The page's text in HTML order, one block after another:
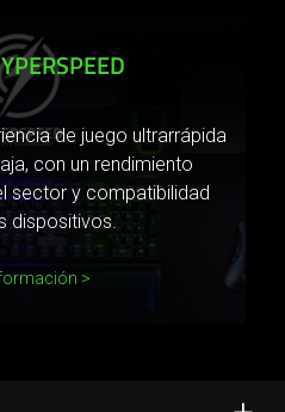
de juego ultrarrápida
con un rendimiento
sector y compatibilidad
dispositivos.